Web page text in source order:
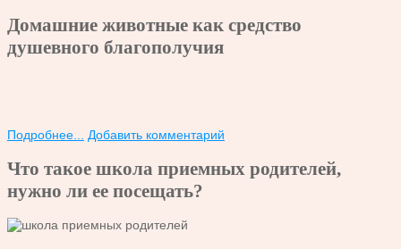
Домашние животные как средство
душевного благополучия
Подробнее... Добавить комментарий
Что такое школа приемных родителей,
нужно ли ее посещать?